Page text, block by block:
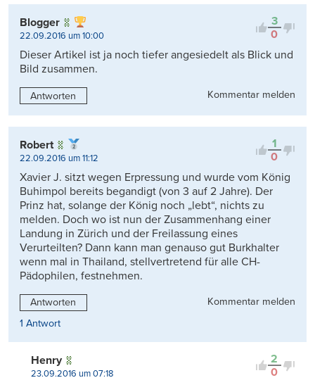
3
0
Blogger
22.09.2016 um 10:00
Dieser Artikel ist ja noch tiefer angesiedelt als Blick und
Bild zusammen.
Antworten Kommentar melden
1
0
Robert
22.09.2016 um 11:12
Xavier J. sitzt wegen Erpressung und wurde vom König
Buhimpol bereits begandigt (von 3 auf 2 Jahre). Der
Prinz hat, solange der König noch „lebt“, nichts zu
melden. Doch wo ist nun der Zusammenhang einer
Landung in Zürich und der Freilassung eines
Verurteilten? Dann kann man genauso gut Burkhalter
wenn mal in Thailand, stellvertretend für alle CH-
Pädophilen, festnehmen.
Antworten
Kommentar melden
1 Antwort
2
0
Henry
23.09.2016 um 07:18